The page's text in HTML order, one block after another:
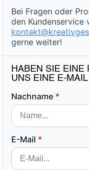
Bei Fragen oder
den Kundenservice
gerne weiter!
HABEN SIE EINE
UNS EINE E-MAIL
Nachname *
E-Mail *